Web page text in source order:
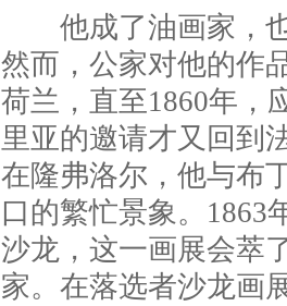
他成了油画家，也
然而，公家对他的作
荷兰，直至1860年，
里亚的邀请才又回到
在隆弗洛尔，他与布
口的繁忙景象。1863
沙龙，这一画展会萃
家。在落选者沙龙画